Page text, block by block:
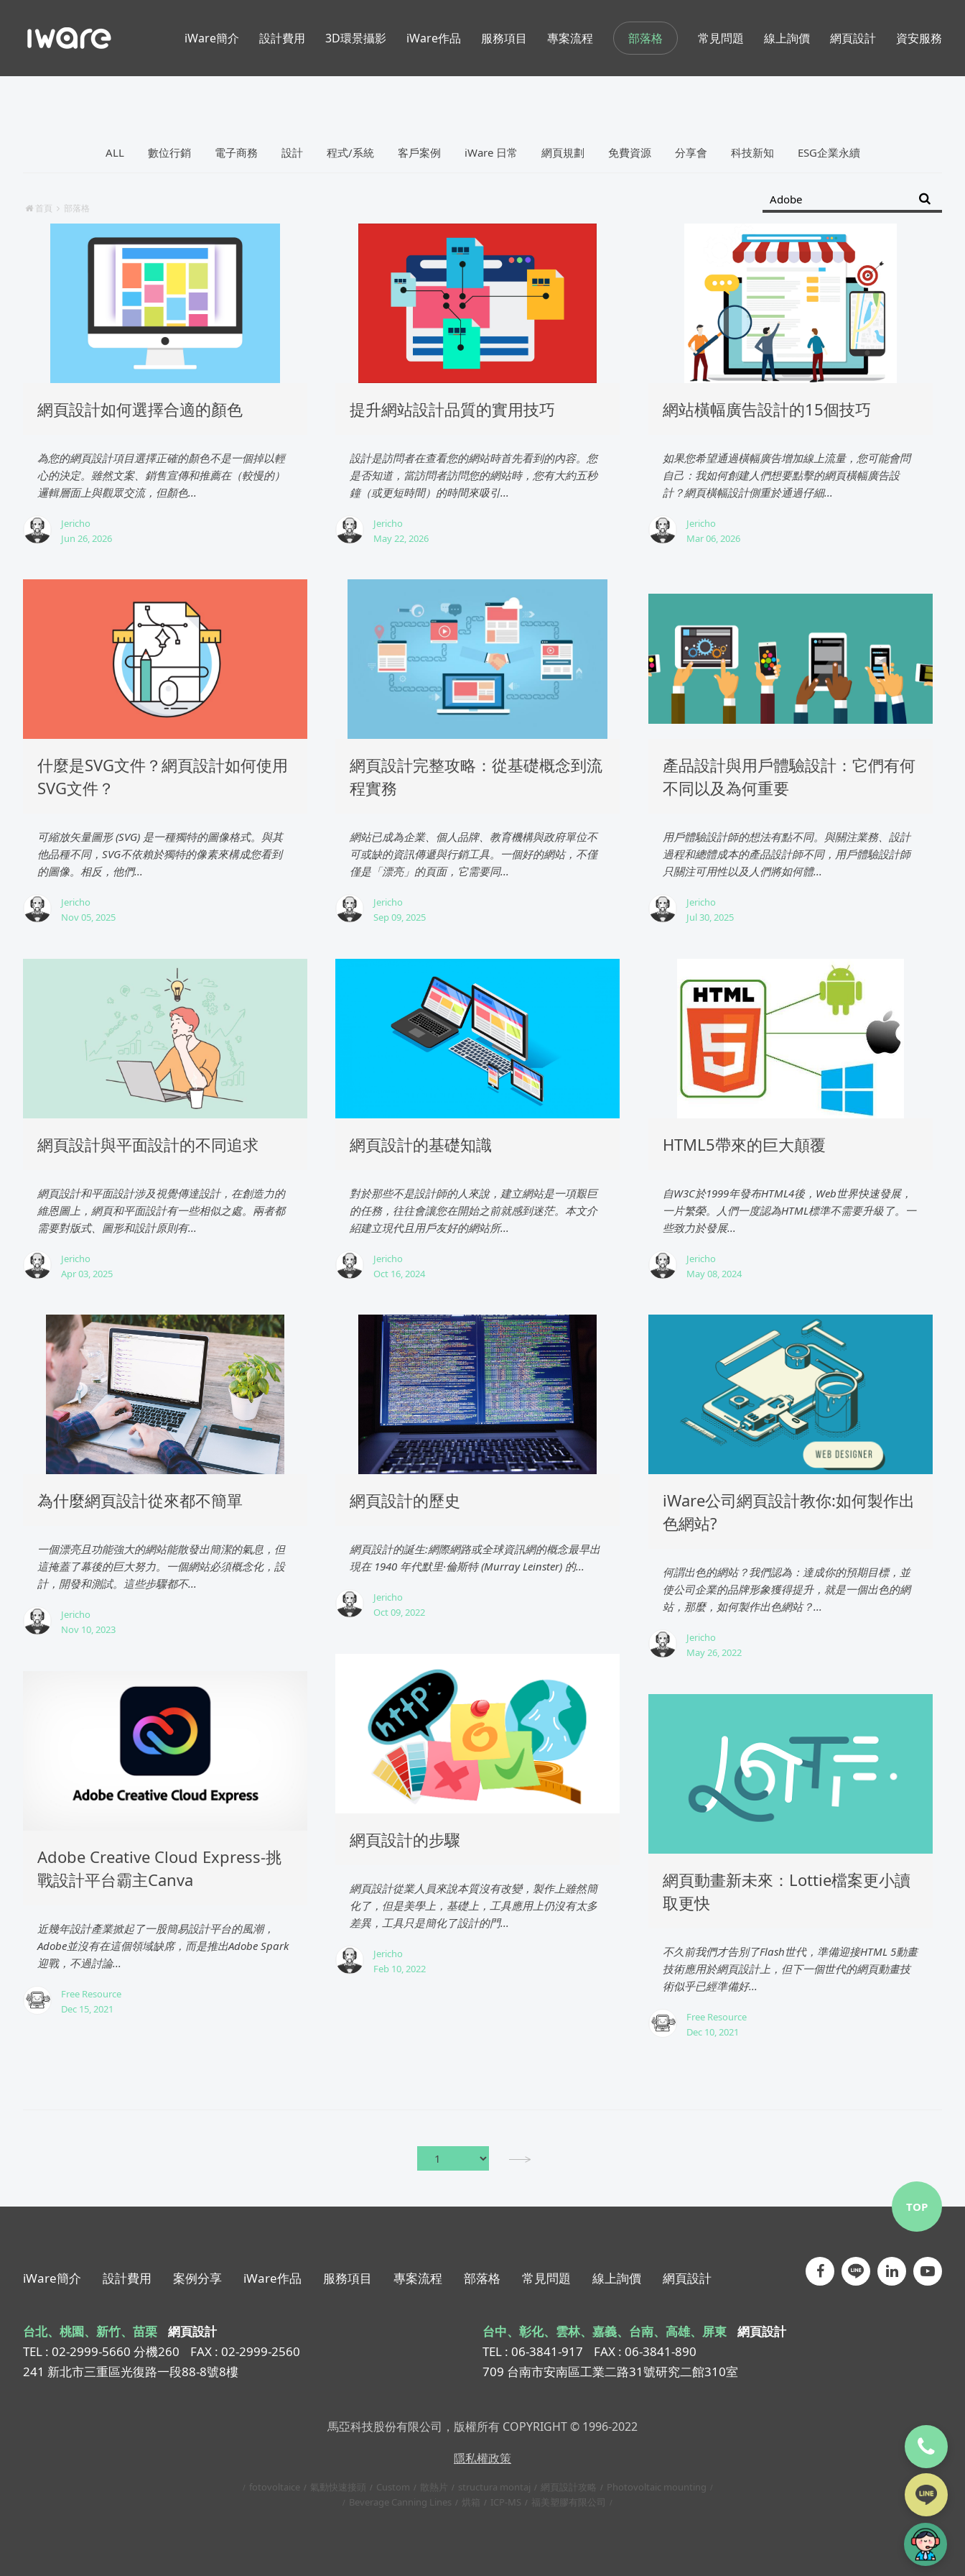
部落格
ALL 數位行銷 電子商務 設計 程式/系統 客戶案例 iWare 日常 網頁規劃 免費資源 分享會 科技新知 ESG企業永續
首頁 部落格
網頁設計如何選擇合適的顏色
為您的網頁設計項目選擇正確的顏色不是一個掉以輕
心的決定。雖然文案、銷售宣傳和推薦在（較慢的）
邏輯層面上與觀眾交流，但顏色...
Jericho
Jun 26, 2026
提升網站設計品質的實用技巧
設計是訪問者在查看您的網站時首先看到的內容。您
是否知道，當訪問者訪問您的網站時，您有大約五秒
鐘（或更短時間）的時間來吸引...
Jericho
May 22, 2026
網站橫幅廣告設計的15個技巧
如果您希望通過橫幅廣告增加線上流量，您可能會問
自己：我如何創建人們想要點擊的網頁橫幅廣告設
計？網頁橫幅設計側重於通過仔細...
Jericho
Mar 06, 2026
什麼是SVG文件？網頁設計如何使用
SVG文件？
可縮放矢量圖形 (SVG) 是一種獨特的圖像格式。與其
他品種不同，SVG不依賴於獨特的像素來構成您看到
的圖像。相反，他們...
Jericho
Nov 05, 2025
網頁設計完整攻略：從基礎概念到流
程實務
網站已成為企業、個人品牌、教育機構與政府單位不
可或缺的資訊傳遞與行銷工具。一個好的網站，不僅
僅是「漂亮」的頁面，它需要同...
Jericho
Sep 09, 2025
產品設計與用戶體驗設計：它們有何
不同以及為何重要
用戶體驗設計師的想法有點不同。與關注業務、設計
過程和總體成本的產品設計師不同，用戶體驗設計師
只關注可用性以及人們將如何體...
Jericho
Jul 30, 2025
網頁設計與平面設計的不同追求
網頁設計和平面設計涉及視覺傳達設計，在創造力的
維恩圖上，網頁和平面設計有一些相似之處。兩者都
需要對版式、圖形和設計原則有...
Jericho
Apr 03, 2025
網頁設計的基礎知識
對於那些不是設計師的人來說，建立網站是一項艱巨
的任務，往往會讓您在開始之前就感到迷茫。本文介
紹建立現代且用戶友好的網站所...
Jericho
Oct 16, 2024
HTML5帶來的巨大顛覆
自W3C於1999年發布HTML4後，Web世界快速發展，
一片繁榮。人們一度認為HTML標準不需要升級了。一
些致力於發展...
Jericho
May 08, 2024
為什麼網頁設計從來都不簡單
一個漂亮且功能強大的網站能散發出簡潔的氣息，但
這掩蓋了幕後的巨大努力。一個網站必須概念化，設
計，開發和測試。這些步驟都不...
Jericho
Nov 10, 2023
網頁設計的歷史
網頁設計的誕生:網際網路或全球資訊網的概念最早出
現在 1940 年代默里·倫斯特 (Murray Leinster) 的...
Jericho
Oct 09, 2022
iWare公司網頁設計教你:如何製作出
色網站?
何謂出色的網站？我們認為：達成你的預期目標，並
使公司企業的品牌形象獲得提升，就是一個出色的網
站，那麼，如何製作出色網站？...
Jericho
May 26, 2022
網頁設計的步驟
網頁設計從業人員來說本質沒有改變，製作上雖然簡
化了，但是美學上，基礎上，工具應用上仍沒有太多
差異，工具只是簡化了設計的門...
Jericho
Feb 10, 2022
Adobe Creative Cloud Express-挑
戰設計平台霸主Canva
近幾年設計產業掀起了一股簡易設計平台的風潮，
Adobe並沒有在這個領域缺席，而是推出Adobe Spark
迎戰，不過討論...
Free Resource
Dec 15, 2021
網頁動畫新未來：Lottie檔案更小讀
取更快
不久前我們才告別了Flash世代，準備迎接HTML 5動畫
技術應用於網頁設計上，但下一個世代的網頁動畫技
術似乎已經準備好...
Free Resource
Dec 10, 2021
iWare簡介 設計費用 案例分享 iWare作品 服務項目 專案流程 部落格 常見問題 線上詢價 網頁設計
台北、桃園、新竹、苗栗
網頁設計
TEL : 02-2999-5660 分機260
FAX : 02-2999-2560
241 新北市三重區光復路一段88-8號8樓
台中、彰化、雲林、嘉義、台南、高雄、屏東
網頁設計
TEL : 06-3841-917
FAX : 06-3841-890
709 台南市安南區工業二路31號研究二館310室
馬亞科技股份有限公司，版權所有 COPYRIGHT © 1996-2022
隱私權政策
fotovoltaice 氣動快速接頭 Custom 散熱片 structura montaj 網頁設計攻略
Photovoltaic mounting
Beverage Canning Lines
烘箱 ICP-MS 福美塑膠有限公司
TOP